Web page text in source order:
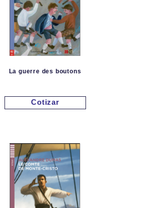
La guerre des boutons
Cotizar